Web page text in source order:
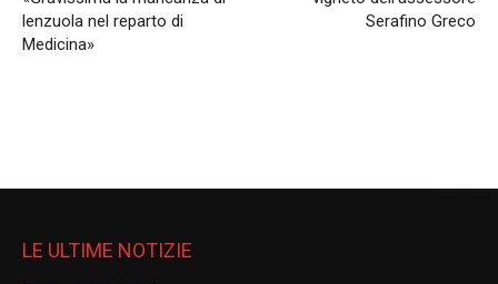
lenzuola nel reparto di
Medicina»
Serafino Greco
LE ULTIME NOTIZIE